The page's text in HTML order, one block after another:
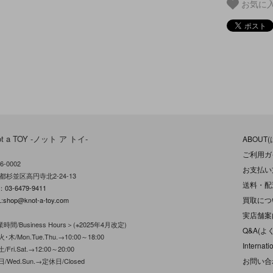
お気に
a TOY -ノット ア トイ-
0002
杉並区高円寺北2-24-13
03-6479-9411
shop@knot-a-toy.com
時間/Business Hours＞(※2025年4月改定)
･木/Mon.Tue.Thu.→10:00～18:00
/Fri.Sat.→12:00～20:00
/Wed.Sun.→定休日/Closed
ABOUT(
ご利用
お支払
送料・
買取に
実店舗
Q&A(よ
お問い